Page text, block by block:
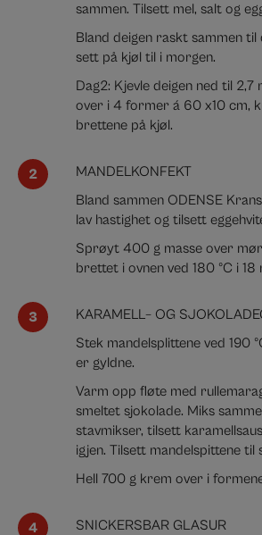
sammen. Tilsett mel, salt og
Bland deigen raskt sammen
sett på kjøl til i morgen.
Dag2: Kjevle deigen ned til 2,7
over i 4 former á 60 x10 cm,
brettene på kjøl.
MANDELKONFEKT
Bland sammen ODENSE
lav hastighet og tilsett
Sprøyt 400 g masse over
brettet i ovnen ved 180 ºC i
KARAMELL– OG
Stek mandelsplittene ved 190
er gyldne.
Varm opp fløte med
smeltet sjokolade. Miks
stavmikser, tilsett
igjen. Tilsett mandelspittene til
Hell 700 g krem over i
SNICKERSBAR GLASUR